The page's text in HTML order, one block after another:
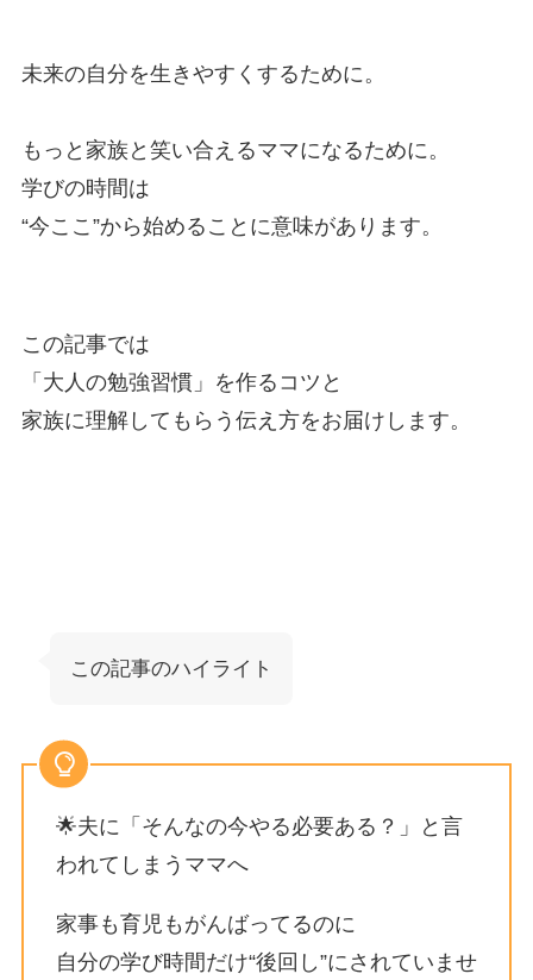
未来の自分を生きやすくするために。
もっと家族と笑い合えるママになるために。
学びの時間は
“今ここ”から始めることに意味があります。
この記事では
「大人の勉強習慣」を作るコツと
家族に理解してもらう伝え方をお届けします。
この記事のハイライト
🌟夫に「そんなの今やる必要ある？」と言
われてしまうママへ
家事も育児もがんばってるのに
自分の学び時間だけ“後回し”にされていませ